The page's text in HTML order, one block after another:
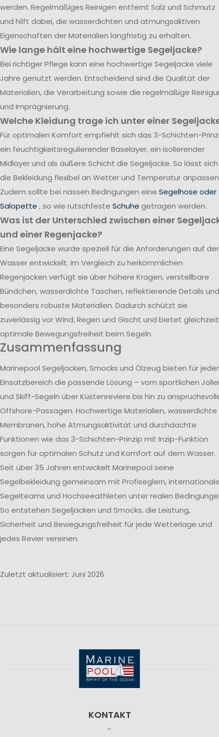
werden. Regelmäßiges Reinigen entfernt Salz und Schmutz
und hilft dabei, die wasserdichten und atmungsaktiven
Eigenschaften der Materialien langfristig zu erhalten.
Wie lange hält eine hochwertige Segeljacke?
Bei richtiger Pflege kann eine hochwertige Segeljacke viele
Jahre genutzt werden. Entscheidend sind die Qualität der
Materialien, die Verarbeitung sowie die regelmäßige
und Imprägnierung.
Welche Kleidung trage ich unter einer
Für optimalen Komfort empfiehlt sich das 3-Schichten-
ein feuchtigkeitsregulierender Baselayer, ein isolierender
Midlayer und als äußere Schicht die Segeljacke. So lässt sich
die Bekleidung flexibel an Wetter und Temperatur
Zudem sollte bei nassen Bedingungen eine Segelhose oder
Salopette , so wie rutschfeste Schuhe getragen werden.
Was ist der Unterschied zwischen einer
und einer Regenjacke?
Eine Segeljacke wurde speziell für die Anforderungen auf
Wasser entwickelt. Im Vergleich zu herkömmlichen
Regenjacken verfügt sie über höhere Kragen, verstellbare
Bündchen, wasserdichte Taschen, reflektierende Details und
besonders robuste Materialien. Dadurch schützt sie
zuverlässig vor Wind, Regen und Gischt und bietet
optimale Bewegungsfreiheit beim Segeln.
Zusammenfassung
Marinepool Segeljacken, Smocks und Ölzeug bieten für
Einsatzbereich die passende Lösung – vom sportlichen
und Skiff-Segeln über Küstenreviere bis hin zu
Offshore-Passagen. Hochwertige Materialien, wasserdichte
Membranen, hohe Atmungsaktivität und durchdachte
Funktionen wie das 3-Schichten-Prinzip mit Inzip-Funktion
sorgen für optimalen Schutz und Komfort auf dem Wasser.
Seit über 35 Jahren entwickelt Marinepool seine
Segelbekleidung gemeinsam mit Profiseglern,
Segelteams und Hochseeathleten unter realen
So entstehen Segeljacken und Smocks, die Leistung,
Sicherheit und Bewegungsfreiheit für jede Wetterlage und
jedes Revier vereinen.
Zuletzt aktualisiert: Juni 2026
KONTAKT